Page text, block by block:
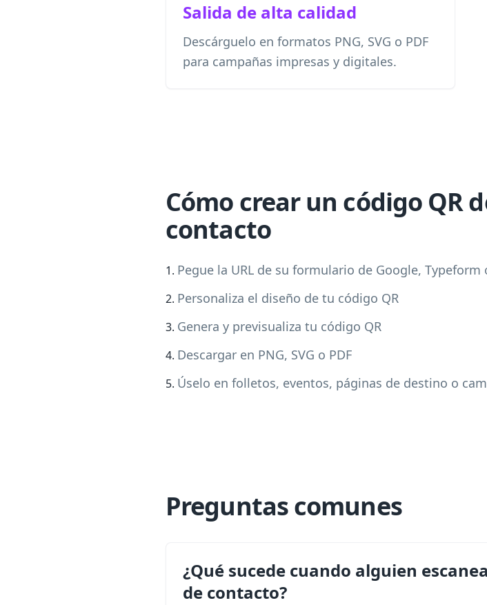
Salida de alta calidad
Descárguelo en formatos PNG, SVG o PDF
para campañas impresas y digitales.
Cómo crear un código QR
contacto
Pegue la URL de su formulario de Google,
Personaliza el diseño de tu código QR
Genera y previsualiza tu código QR
Descargar en PNG, SVG o PDF
Úselo en folletos, eventos, páginas de destino o
Preguntas comunes
¿Qué sucede cuando alguien
de contacto?